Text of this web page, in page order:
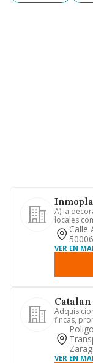
A) la
locales
Calle
VER EN
fincas,
planes de
VER EN